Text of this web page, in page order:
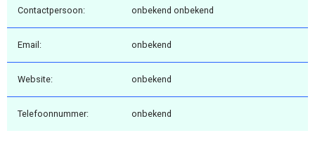
Contactpersoon: onbekend onbekend
Email: onbekend
Website: onbekend
Telefoonnummer: onbekend